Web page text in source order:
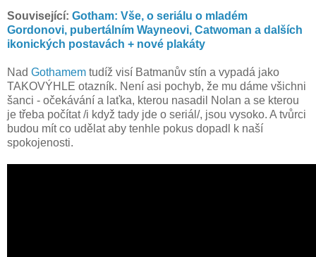
Související: Gotham: Vše, o seriálu o mladém
Gordonovi, pubertálním Wayneovi, Catwoman a dalších
ikonických postavách + nové plakáty
Nad Gothamem tudíž visí Batmanův stín a vypadá jako
TAKOVÝHLE otazník. Není asi pochyb, že mu dáme všichni
šanci - očekávání a laťka, kterou nasadil Nolan a se kterou
je třeba počítat /i když tady jde o seriál/, jsou vysoko. A tvůrci
budou mít co udělat aby tenhle pokus dopadl k naší
spokojenosti.